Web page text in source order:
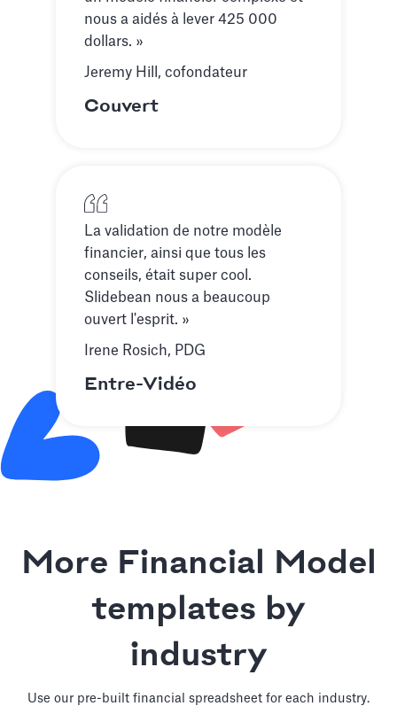
nous a aidés à lever 425 000
dollars. »
Jeremy Hill, cofondateur
Couvert
La validation de notre modèle
financier, ainsi que tous les
conseils, était super cool.
Slidebean nous a beaucoup
ouvert l'esprit. »
Irene Rosich, PDG
Entre-Vidéo
More Financial Model
templates by
industry
Use our pre-built financial spreadsheet for each industry.